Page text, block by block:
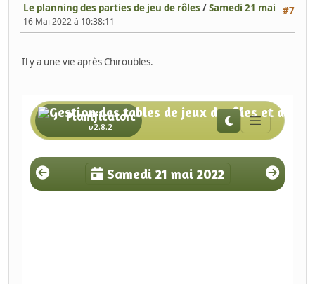
#7
Le planning des parties de jeu de rôles /Samedi 21 mai
16 Mai 2022 à 10:38:11
Il y a une vie après Chiroubles.